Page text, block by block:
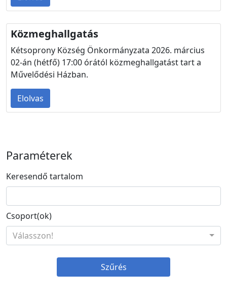
Közmeghallgatás
Kétsoprony Község Önkormányzata 2026. március
02-án (hétfő) 17:00 órától közmeghallgatást tart a
Művelődési Házban.
Elolvas
Paraméterek
Keresendő tartalom
Csoport(ok)
Válasszon!
Szűrés